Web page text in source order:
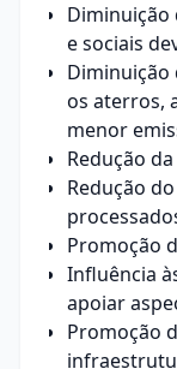
Diminuição
e sociais
Diminuição
os aterros,
menor
Redução
Redução
Promoção
Influência
apoiar
Promoção